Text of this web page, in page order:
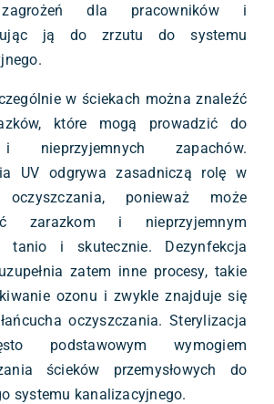
dla pracowników i
ją do zrzutu do systemu
w ściekach można znaleźć
które mogą prowadzić do
nieprzyjemnych zapachów.
UV odgrywa zasadniczą rolę w
oczyszczania, ponieważ może
zarazkom i nieprzyjemnym
tanio i skutecznie. Dezynfekcja
zatem inne procesy, takie
ozonu i zwykle znajduje się
oczyszczania. Sterylizacja
podstawowym wymogiem
ścieków przemysłowych do
systemu kanalizacyjnego.